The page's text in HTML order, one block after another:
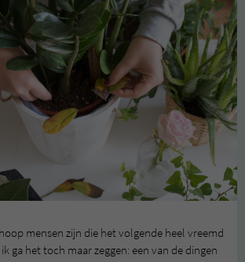
mensen zijn die het volgende heel vreemd
ga het toch maar zeggen: een van de dingen